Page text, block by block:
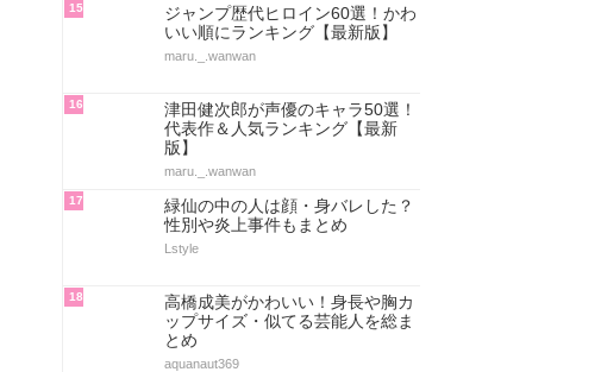
15
ジャンプ歴代ヒロイン60選！かわ
いい順にランキング【最新版】
maru._.wanwan
16
津田健次郎が声優のキャラ50選！
代表作＆人気ランキング【最新
版】
maru._.wanwan
17
緑仙の中の人は顔・身バレした？
性別や炎上事件もまとめ
Lstyle
18
高橋成美がかわいい！身長や胸カ
ップサイズ・似てる芸能人を総ま
とめ
aquanaut369